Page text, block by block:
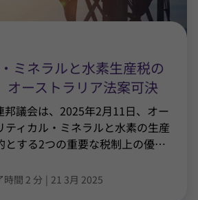
ミネラルと水素生産税の
ーストラリア法案可決
邦議会は、2025年2月11日、オー
ティカル・ミネラルと水素の生産
とする2つの重要な税制上の優…
時間 2 分 | 21 3月 2025